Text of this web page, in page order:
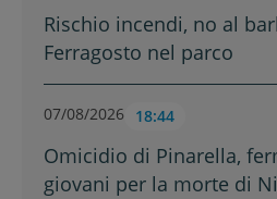
Rischio incendi, no al
Ferragosto nel parco
07/08/2026 18:44
Omicidio di Pinarella,
giovani per la morte di